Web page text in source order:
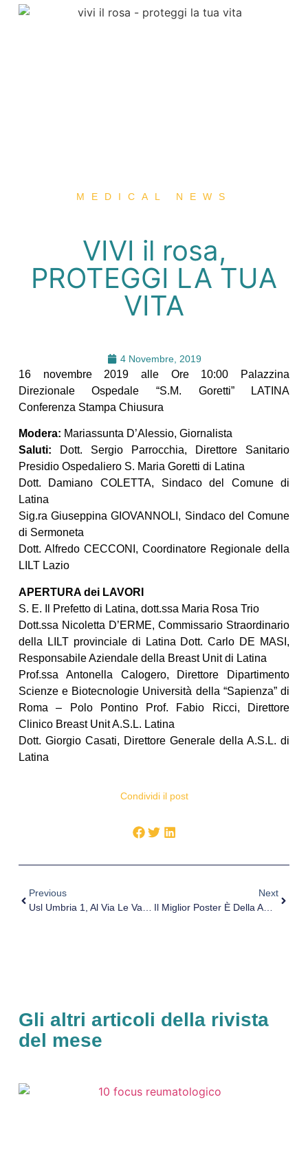
MEDICAL NEWS
VIVI il rosa,
PROTEGGI LA TUA
VITA
4 Novembre, 2019
16 novembre 2019 alle Ore 10:00 Palazzina
Direzionale Ospedale “S.M. Goretti” LATINA
Conferenza Stampa Chiusura
Modera: Mariassunta D’Alessio, Giornalista
Saluti: Dott. Sergio Parrocchia, Direttore Sanitario
Presidio Ospedaliero S. Maria Goretti di Latina
Dott. Damiano COLETTA, Sindaco del Comune di
Latina
Sig.ra Giuseppina GIOVANNOLI, Sindaco del Comune
di Sermoneta
Dott. Alfredo CECCONI, Coordinatore Regionale della
LILT Lazio
APERTURA dei LAVORI
S. E. Il Prefetto di Latina, dott.ssa Maria Rosa Trio
Dott.ssa Nicoletta D’ERME, Commissario Straordinario
della LILT provinciale di Latina Dott. Carlo DE MASI,
Responsabile Aziendale della Breast Unit di Latina
Prof.ssa Antonella Calogero, Direttore Dipartimento
Scienze e Biotecnologie Università della “Sapienza” di
Roma – Polo Pontino Prof. Fabio Ricci, Direttore
Clinico Breast Unit A.S.L. Latina
Dott. Giorgio Casati, Direttore Generale della A.S.L. di
Latina
Condividi il post
Previous
Next
Il Miglior Poster È Della ASL Di Frosinone
Gli altri articoli della rivista
del mese